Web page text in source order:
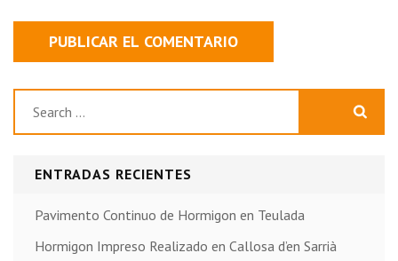
ENTRADAS RECIENTES
Pavimento Continuo de Hormigon en Teulada
Hormigon Impreso Realizado en Callosa d’en Sarrià